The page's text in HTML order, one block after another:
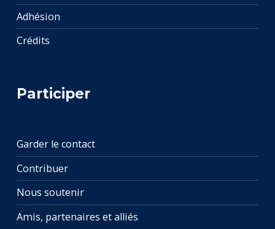
Adhésion
Crédits
Participer
Garder le contact
Contribuer
Nous soutenir
Amis, partenaires et alliés